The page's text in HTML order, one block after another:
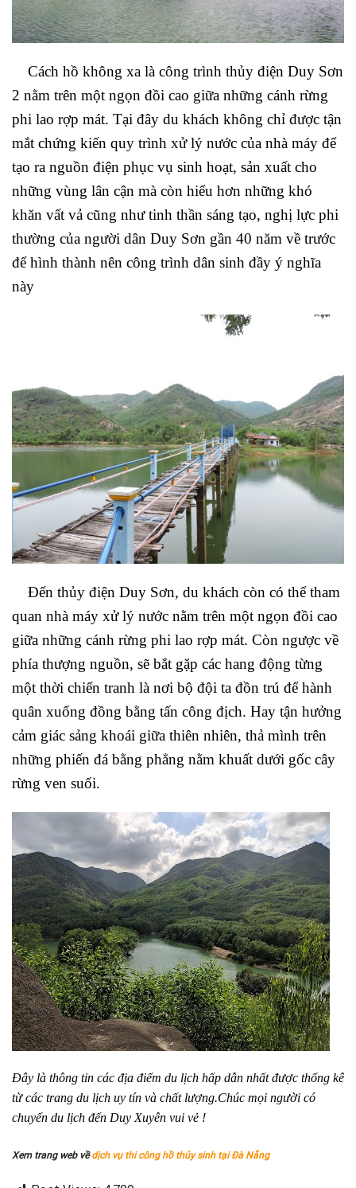
Cách hồ không xa là công trình thủy điện Duy Sơn
2 nằm trên một ngọn đồi cao giữa những cánh rừng
phi lao rợp mát. Tại đây du khách không chỉ được tận
mắt chứng kiến quy trình xử lý nước của nhà máy để
tạo ra nguồn điện phục vụ sinh hoạt, sản xuất cho
những vùng lân cận mà còn hiểu hơn những khó
khăn vất vả cũng như tinh thần sáng tạo, nghị lực phi
thường của người dân Duy Sơn gần 40 năm về trước
để hình thành nên công trình dân sinh đầy ý nghĩa
này
Đến thủy điện Duy Sơn, du khách còn có thể tham
quan nhà máy xử lý nước nằm trên một ngọn đồi cao
giữa những cánh rừng phi lao rợp mát. Còn ngược về
phía thượng nguồn, sẽ bắt gặp các hang động từng
một thời chiến tranh là nơi bộ đội ta đồn trú để hành
quân xuống đồng bằng tấn công địch. Hay tận hưởng
cảm giác sảng khoái giữa thiên nhiên, thả mình trên
những phiến đá bằng phẳng nằm khuất dưới gốc cây
rừng ven suối.
Đây là thông tin các địa điểm du lịch hấp dẫn nhất được thống kê
từ các trang du lịch uy tín và chất lượng.Chúc mọi người có
chuyến du lịch đến Duy Xuyên vui vẻ !
Xem trang web vềdịch vụ thi công hồ thủy sinh tại Đà Nẵng